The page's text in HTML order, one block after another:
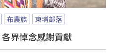
布農族 東埔部落
界悼念感謝貢獻